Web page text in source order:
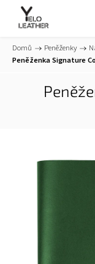
Domů / Peněženky /
Peněženka Signature